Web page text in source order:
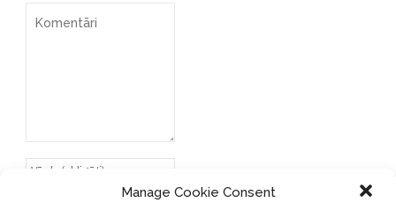
Manage Cookie Consent